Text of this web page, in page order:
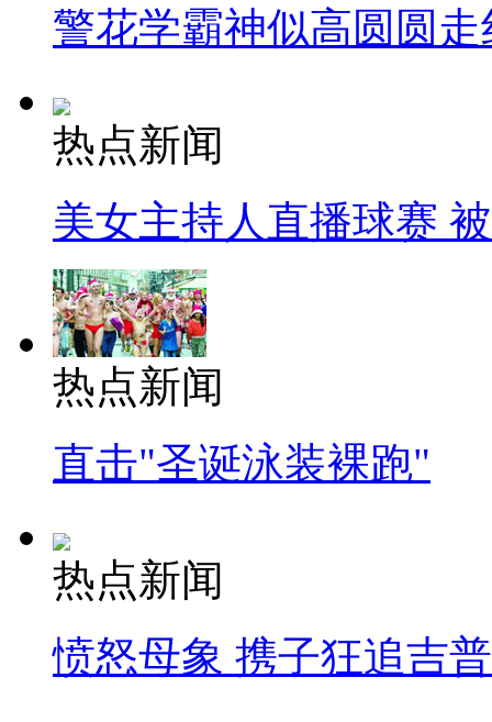
警花学霸神似高圆圆走
热点新闻
美女主持人直播球赛
热点新闻
直击"圣诞泳装裸跑"
热点新闻
愤怒母象 携子狂追吉